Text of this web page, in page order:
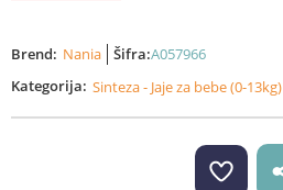
Brend: Nania Šifra:A057966
Kategorija: Sinteza - Jaje za bebe (0-13kg)